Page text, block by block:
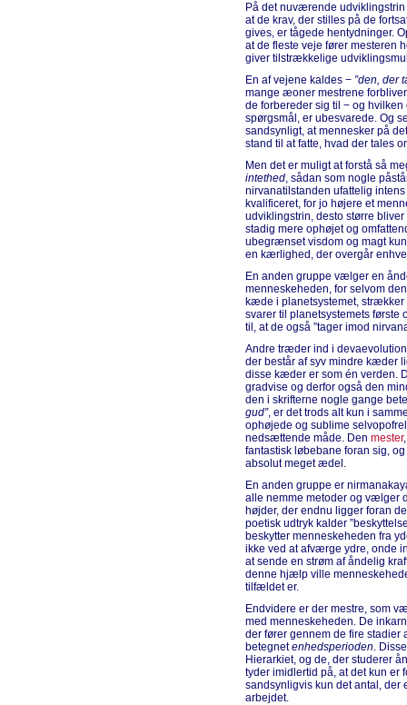
På det nuværende
at de krav, der stilles på de
gives, er tågede hentydninger.
at de fleste veje fører mesteren
giver tilstrækkelige
En af vejene kaldes − ”den, der
mange æoner mestrene
de forbereder sig til − og
spørgsmål, er ubesvarede. Og
sandsynligt, at mennesker på
stand til at fatte, hvad der tales
Men det er muligt at forstå så
intethed, sådan som nogle
nirvanatilstanden ufattelig
kvalificeret, for jo højere et
udviklingstrin, desto større
stadig mere ophøjet og
ubegrænset visdom og magt
en kærlighed, der overgår
En anden gruppe vælger en
menneskeheden, for selvom
kæde i planetsystemet, strækker
svarer til planetsystemets første
til, at de også ”tager imod
Andre træder ind i
der består af syv mindre kæder
disse kæder er som én verden.
gradvise og derfor også den
den i skrifterne nogle gange
gud”, er det trods alt kun i
ophøjede og sublime
nedsættende måde. Den mester
fantastisk løbebane foran sig,
absolut meget ædel.
En anden gruppe er
alle nemme metoder og vælger
højder, der endnu ligger foran
poetisk udtryk kalder
beskytter menneskeheden fra
ikke ved at afværge ydre, onde
at sende en strøm af åndelig
denne hjælp ville
tilfældet er.
Endvidere er der mestre, som
med menneskeheden. De
der fører gennem de fire stadier
betegnetenhedsperioden.
Hierarkiet, og de, der studerer
tyder imidlertid på, at det kun
sandsynligvis kun det antal, der
arbejdet.